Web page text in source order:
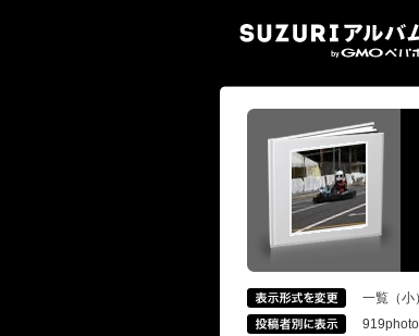
一覧（小）
919photo